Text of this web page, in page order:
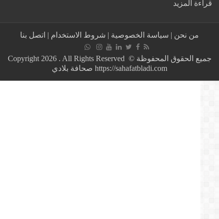
المزيد :
العامة
وسط
من نحن| سياسة الخصوصية|شروط الاستخدام|اتصل بنا
جميع الحقوق المحفوظة © Copyright 2026 . All Rights Reserved
https://sahafatbladi.com صحافة بلادي